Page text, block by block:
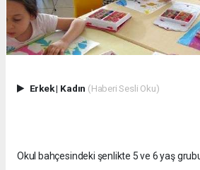
Erkek| Kadın (Haberi Sesli Oku)
Okul bahçesindeki şenlikte 5 ve 6 yaş